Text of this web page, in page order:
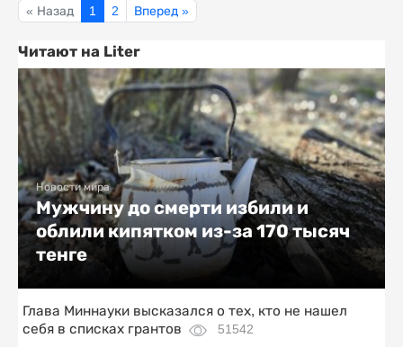
« Назад 1 2 Вперед »
Читают на Liter
Новости мира
Мужчину до смерти избили и
облили кипятком из-за 170 тысяч
тенге
Глава Миннауки высказался о тех, кто не нашел
себя в списках грантов
51542